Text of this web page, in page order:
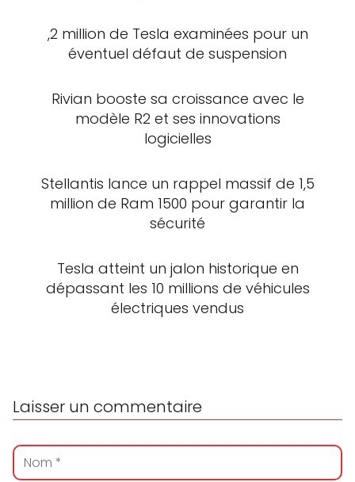
,2 million de Tesla examinées pour un
éventuel défaut de suspension
Rivian booste sa croissance avec le
modèle R2 et ses innovations
logicielles
Stellantis lance un rappel massif de 1,5
million de Ram 1500 pour garantir la
sécurité
Tesla atteint un jalon historique en
dépassant les 10 millions de véhicules
électriques vendus
Laisser un commentaire